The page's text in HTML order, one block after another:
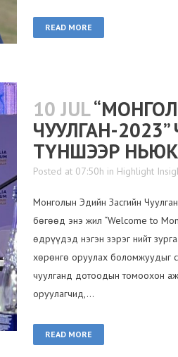
READ MORE
10 JUL
ЧУУЛГАН-
ТҮНШЭЭР
Posted at 07:50h in Highlight
Монголын Эдийн Засгийн
бөгөөд энэ жил “Welcome to
өдрүүдэд нэгэн зэрэг нийт
хөрөнгө оруулах боломжуудыг
чуулганд дотоодын томоохон
оруулагчид,...
READ MORE